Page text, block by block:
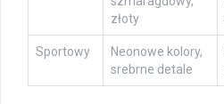
złoty
Sportowy
Neonowe kolory,
srebrne detale